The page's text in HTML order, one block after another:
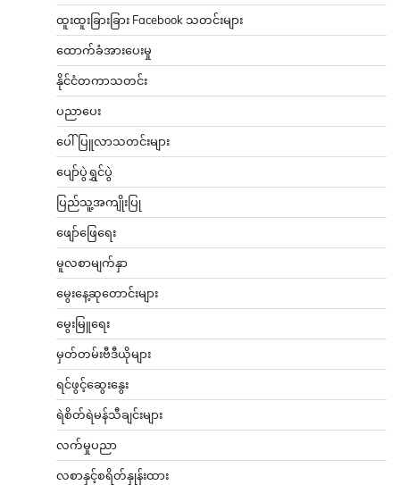
ထူးထူးခြားခြား Facebook သတင်းများ
ထောက်ခံအားပေးမှု
နိုင်ငံတကာသတင်း
ပညာပေး
ပေါ်ပြူလာသတင်းများ
ပျော်ပွဲရွှင်ပွဲ
ပြည်သူ့အကျိုးပြု
ဖျော်ဖြေရေး
မူလစာမျက်နှာ
မွေးနေ့ဆုတောင်းများ
မွေးမြူရေး
မှတ်တမ်းဗီဒီယိုများ
ရင်ဖွင့်ဆွေးနွေး
ရဲစိတ်ရဲမန်သီချင်းများ
လက်မှုပညာ
လစာနှင့်စရိတ်နှုန်းထား